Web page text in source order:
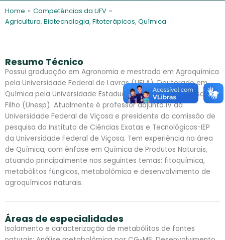
l e
s
Home » Competências da UFV »
Agricultura, Biotecnologia, Fitoterápicos, Química
Resumo Técnico
Possui graduação em Agronomia e mestrado em Agroquímica
pela Universidade Federal de Lavras (UFLA). Doutorado em
Química pela Universidade Estadual Paulista Júlio de Mesquita
Filho (Unesp). Atualmente é professor adjunto IV da
Universidade Federal de Viçosa e presidente da comissão de
pesquisa do Instituto de Ciências Exatas e Tecnológicas-IEP
da Universidade Federal de Viçosa. Tem experiência na área
de Química, com ênfase em Química de Produtos Naturais,
atuando principalmente nos seguintes temas: fitoquímica,
metabólitos fúngicos, metabolômica e desenvolvimento de
agroquímicos naturais.
Áreas de especialidades
Isolamento e caracterização de metabólitos de fontes